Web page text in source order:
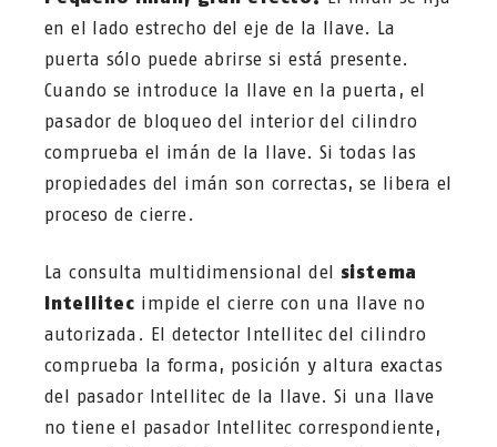
en el lado estrecho del eje de la llave. La
puerta sólo puede abrirse si está presente.
Cuando se introduce la llave en la puerta, el
pasador de bloqueo del interior del cilindro
comprueba el imán de la llave. Si todas las
propiedades del imán son correctas, se libera el
proceso de cierre.
La consulta multidimensional del sistema
Intellitec impide el cierre con una llave no
autorizada. El detector Intellitec del cilindro
comprueba la forma, posición y altura exactas
del pasador Intellitec de la llave. Si una llave
no tiene el pasador Intellitec correspondiente,